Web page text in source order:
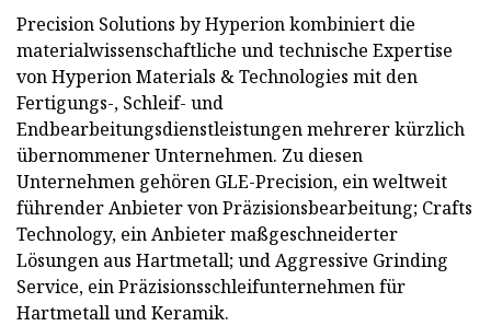
Precision Solutions by Hyperion kombiniert die
materialwissenschaftliche und technische Expertise
von Hyperion Materials & Technologies mit den
Fertigungs-, Schleif- und
Endbearbeitungsdienstleistungen mehrerer kürzlich
übernommener Unternehmen. Zu diesen
Unternehmen gehören GLE-Precision, ein weltweit
führender Anbieter von Präzisionsbearbeitung; Crafts
Technology, ein Anbieter maßgeschneiderter
Lösungen aus Hartmetall; und Aggressive Grinding
Service, ein Präzisionsschleifunternehmen für
Hartmetall und Keramik.